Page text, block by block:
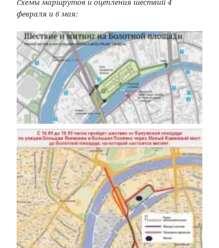
Схемы маршрутов и оцепления шествий 4
февраля и 6 мая: